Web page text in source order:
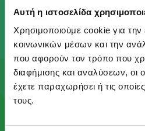
Αυτή η ιστοσελίδα
Χρησιμοποιούμε cookie για
κοινωνικών μέσων και την
που αφορούν τον τρόπο που
διαφήμισης και αναλύσεων, οι
έχετε παραχωρήσει ή τις
τους.
αίσθημα φροντίδας που
του DNA μας, ώστε να
καλύτερο μέλλον στις